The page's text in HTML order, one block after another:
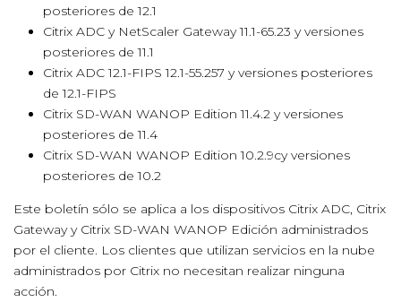
posteriores de 12.1
Citrix ADC y NetScaler Gateway 11.1-65.23 y versiones
posteriores de 11.1
Citrix ADC 12.1-FIPS 12.1-55.257 y versiones posteriores
de 12.1-FIPS
Citrix SD-WAN WANOP Edition 11.4.2 y versiones
posteriores de 11.4
Citrix SD-WAN WANOP Edition 10.2.9cy versiones
posteriores de 10.2
Este boletín sólo se aplica a los dispositivos Citrix ADC, Citrix
Gateway y Citrix SD-WAN WANOP Edición administrados
por el cliente. Los clientes que utilizan servicios en la nube
administrados por Citrix no necesitan realizar ninguna
acción.